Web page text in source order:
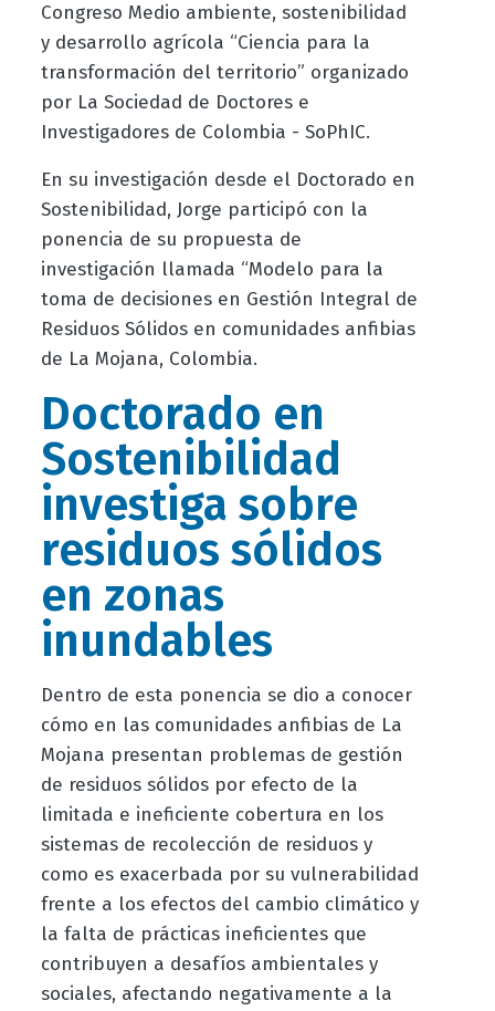
Congreso Medio ambiente, sostenibilidad
y desarrollo agrícola “Ciencia para la
transformación del territorio” organizado
por La Sociedad de Doctores e
Investigadores de Colombia - SoPhIC.
En su investigación desde el Doctorado en
Sostenibilidad, Jorge participó con la
ponencia de su propuesta de
investigación llamada “Modelo para la
toma de decisiones en Gestión Integral de
Residuos Sólidos en comunidades anfibias
de La Mojana, Colombia.
Doctorado en
Sostenibilidad
investiga sobre
residuos sólidos
en zonas
inundables
Dentro de esta ponencia se dio a conocer
cómo en las comunidades anfibias de La
Mojana presentan problemas de gestión
de residuos sólidos por efecto de la
limitada e ineficiente cobertura en los
sistemas de recolección de residuos y
como es exacerbada por su vulnerabilidad
frente a los efectos del cambio climático y
la falta de prácticas ineficientes que
contribuyen a desafíos ambientales y
sociales, afectando negativamente a la